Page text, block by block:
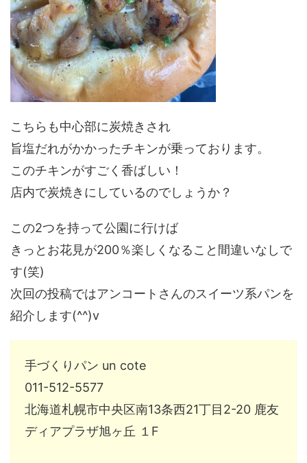
こちらも中心部に炭焼きされ
旨塩だれがかかったチキンが乗っております。
このチキンがすごく香ばしい！
店内で炭焼きにしているのでしょうか？
この2つを持って公園に行けば
きっとお花見が200％楽しくなること間違いなしで
す(笑)
次回の投稿ではアンコートさんのスイーツ系パンを
紹介します(^^)v
手づくりパン un cote
011-512-5577
北海道札幌市中央区南13条西21丁目2-20 鹿友
ディアプラザ旭ヶ丘 １F